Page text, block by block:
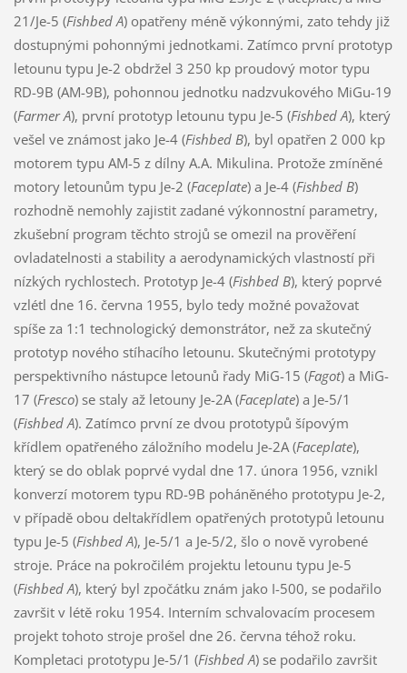
21/Je-5 (Fishbed A) opatřeny méně výkonnými, zato tehdy již
dostupnými pohonnými jednotkami. Zatímco první prototyp
letounu typu Je-2 obdržel 3 250 kp proudový motor typu
RD-9B (AM-9B), pohonnou jednotku nadzvukového MiGu-19
(Farmer A), první prototyp letounu typu Je-5 (Fishbed A), který
vešel ve známost jako Je-4 (Fishbed B), byl opatřen 2 000 kp
motorem typu AM-5 z dílny A.A. Mikulina. Protože zmíněné
motory letounům typu Je-2 (Faceplate) a Je-4 (Fishbed B)
rozhodně nemohly zajistit zadané výkonnostní parametry,
zkušební program těchto strojů se omezil na prověření
ovladatelnosti a stability a aerodynamických vlastností při
nízkých rychlostech. Prototyp Je-4 (Fishbed B), který poprvé
vzlétl dne 16. června 1955, bylo tedy možné považovat
spíše za 1:1 technologický demonstrátor, než za skutečný
prototyp nového stíhacího letounu. Skutečnými prototypy
perspektivního nástupce letounů řady MiG-15 (Fagot) a MiG-
17 (Fresco) se staly až letouny Je-2A (Faceplate) a Je-5/1
(Fishbed A). Zatímco první ze dvou prototypů šípovým
křídlem opatřeného záložního modelu Je-2A (Faceplate),
který se do oblak poprvé vydal dne 17. února 1956, vznikl
konverzí motorem typu RD-9B poháněného prototypu Je-2,
v případě obou deltakřídlem opatřených prototypů letounu
typu Je-5 (Fishbed A), Je-5/1 a Je-5/2, šlo o nově vyrobené
stroje. Práce na pokročilém projektu letounu typu Je-5
(Fishbed A), který byl zpočátku znám jako I-500, se podařilo
završit v létě roku 1954. Interním schvalovacím procesem
projekt tohoto stroje prošel dne 26. června téhož roku.
Kompletaci prototypu Je-5/1 (Fishbed A) se podařilo završit